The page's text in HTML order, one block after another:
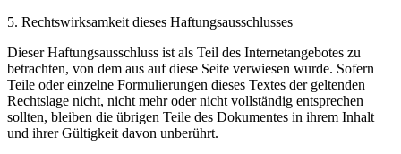
5. Rechtswirksamkeit dieses Haftungsausschlusses
Dieser Haftungsausschluss ist als Teil des Internetangebotes zu
betrachten, von dem aus auf diese Seite verwiesen wurde. Sofern
Teile oder einzelne Formulierungen dieses Textes der geltenden
Rechtslage nicht, nicht mehr oder nicht vollständig entsprechen
sollten, bleiben die übrigen Teile des Dokumentes in ihrem Inhalt
und ihrer Gültigkeit davon unberührt.